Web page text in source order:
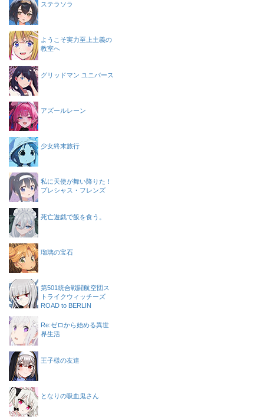
ステラソラ
ようこそ実力至上主義の
教室へ
グリッドマン ユニバース
アズールレーン
少女終末旅行
私に天使が舞い降りた！
プレシャス・フレンズ
死亡遊戯で飯を食う。
瑠璃の宝石
第501統合戦闘航空団ス
トライクウィッチーズ
ROAD to BERLIN
Re:ゼロから始める異世
界生活
王子様の友達
となりの吸血鬼さん